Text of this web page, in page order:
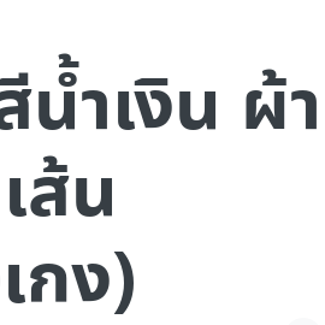
ำเงิน ผ้า
ส้น
กง)